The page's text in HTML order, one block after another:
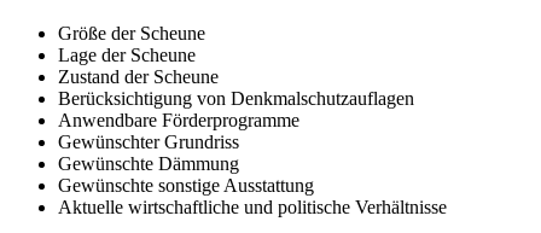
Größe der Scheune
Lage der Scheune
Zustand der Scheune
Berücksichtigung von Denkmalschutzauflagen
Anwendbare Förderprogramme
Gewünschter Grundriss
Gewünschte Dämmung
Gewünschte sonstige Ausstattung
Aktuelle wirtschaftliche und politische Verhältnisse